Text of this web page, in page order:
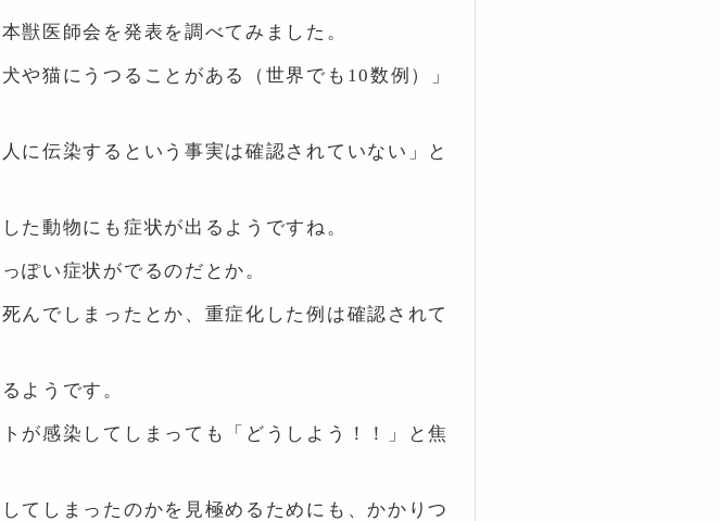
獣医師会を発表を調べてみました。
や猫にうつることがある（世界でも10数例）」
に伝染するという事実は確認されていない」と
た動物にも症状が出るようですね。
ぽい症状がでるのだとか。
んでしまったとか、重症化した例は確認されて
ようです。
が感染してしまっても「どうしよう！！」と焦
てしまったのかを見極めるためにも、かかりつ